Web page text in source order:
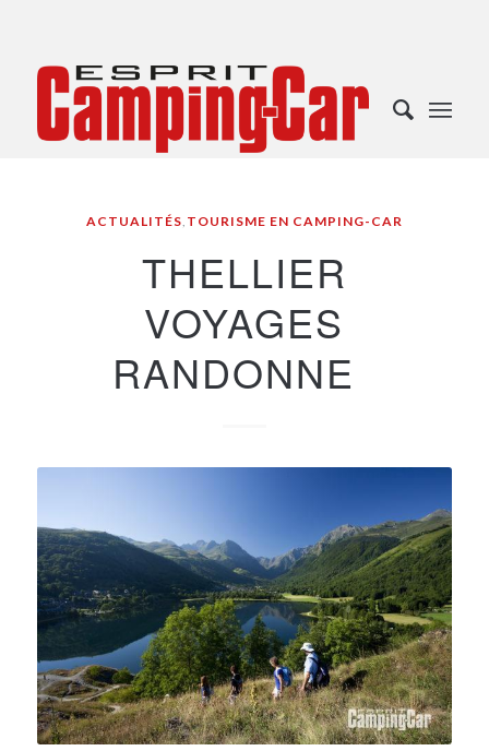
ACTUALITÉS, TOURISME EN CAMPING-CAR
THELLIER
VOYAGES
RANDONNE